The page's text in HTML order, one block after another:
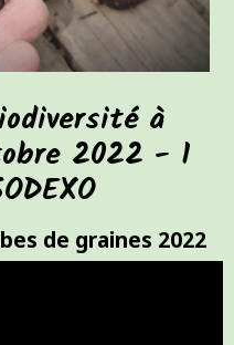
à
2022 - 1
de graines 2022